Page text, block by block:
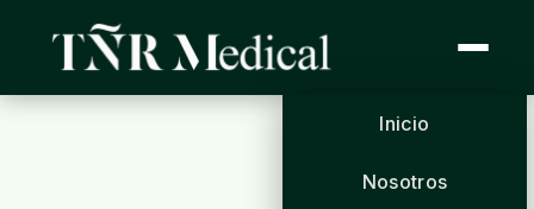
Inicio
Nosotros